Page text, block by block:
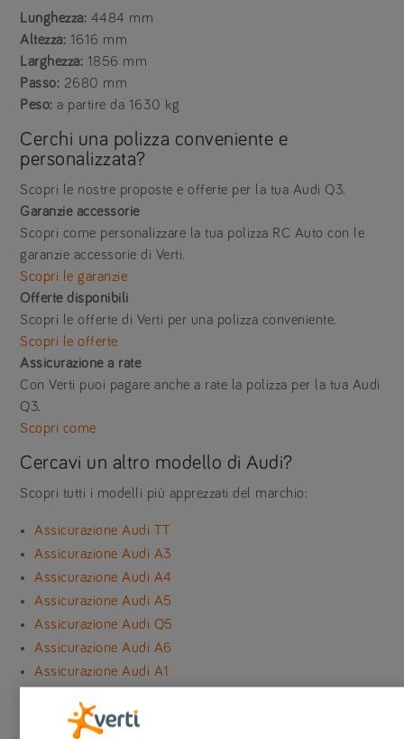
Lunghezza: 4484 mm
Altezza: 1616 mm
Larghezza: 1856 mm
Passo: 2680 mm
Peso: a partire da 1630 kg
Cerchi una polizza conveniente e
personalizzata?
Scopri le nostre proposte e offerte per la tua Audi Q3.
Garanzie accessorie
Scopri come personalizzare la tua polizza RC Auto con le
garanzie accessorie di Verti.
Scopri le garanzie
Offerte disponibili
Scopri le offerte di Verti per una polizza conveniente.
Scopri le offerte
Assicurazione a rate
Con Verti puoi pagare anche a rate la polizza per la tua Audi
Q3.
Scopri come
Cercavi un altro modello di Audi?
Scopri tutti i modelli più apprezzati del marchio:
Assicurazione Audi TT
Assicurazione Audi A3
Assicurazione Audi A4
Assicurazione Audi A5
Assicurazione Audi Q5
Assicurazione Audi A6
Assicurazione Audi A1
Assicurazione Audi Q8